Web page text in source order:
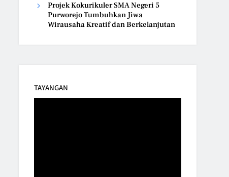
Projek Kokurikuler SMA Negeri 5
Purworejo Tumbuhkan Jiwa
Wirausaha Kreatif dan Berkelanjutan
TAYANGAN